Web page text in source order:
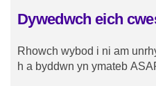
Dywedwch eich
Rhowch wybod i ni am
h a byddwn yn ymateb